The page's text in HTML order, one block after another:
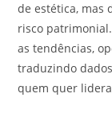
de estética, mas
risco
as tendências,
traduzindo
quem quer